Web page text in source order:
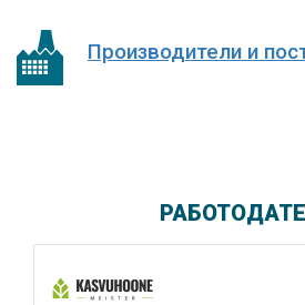
Производители и